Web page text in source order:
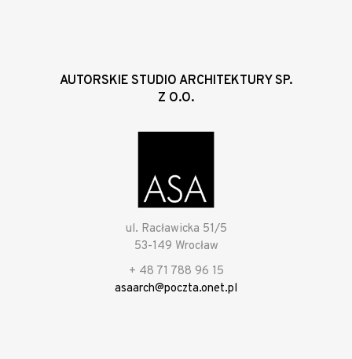
AUTORSKIE STUDIO ARCHITEKTURY SP.
Z O.O.
ul. Racławicka 51/5
53-149 Wrocław
+ 48 71 788 96 15
asaarch@poczta.onet.pl